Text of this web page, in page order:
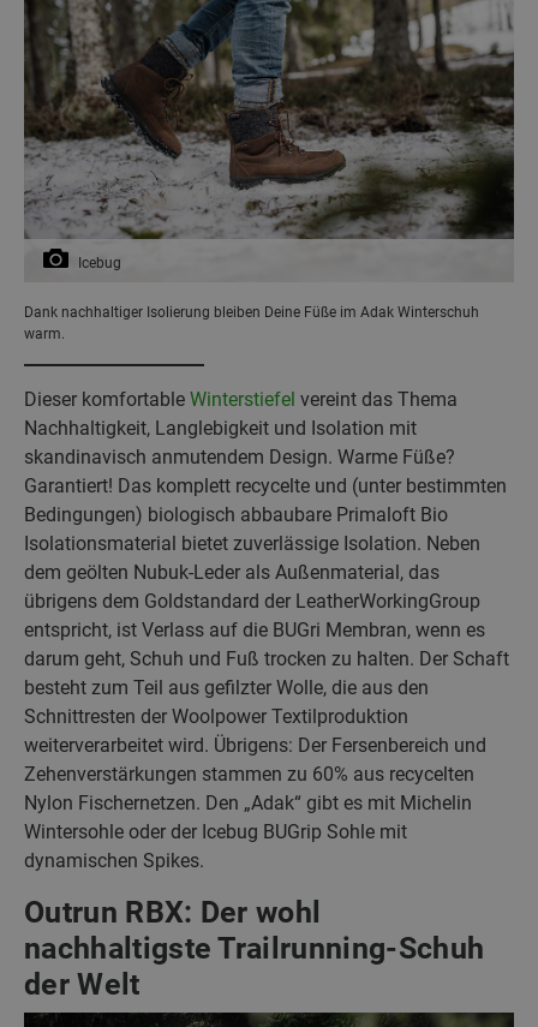
Icebug
Dank nachhaltiger Isolierung bleiben Deine Füße im Adak Winterschuh
warm.
Dieser komfortable Winterstiefel vereint das Thema
Nachhaltigkeit, Langlebigkeit und Isolation mit
skandinavisch anmutendem Design. Warme Füße?
Garantiert! Das komplett recycelte und (unter bestimmten
Bedingungen) biologisch abbaubare Primaloft Bio
Isolationsmaterial bietet zuverlässige Isolation. Neben
dem geölten Nubuk-Leder als Außenmaterial, das
übrigens dem Goldstandard der LeatherWorkingGroup
entspricht, ist Verlass auf die BUGri Membran, wenn es
darum geht, Schuh und Fuß trocken zu halten. Der Schaft
besteht zum Teil aus gefilzter Wolle, die aus den
Schnittresten der Woolpower Textilproduktion
weiterverarbeitet wird. Übrigens: Der Fersenbereich und
Zehenverstärkungen stammen zu 60% aus recycelten
Nylon Fischernetzen. Den „Adak“ gibt es mit Michelin
Wintersohle oder der Icebug BUGrip Sohle mit
dynamischen Spikes.
Outrun RBX: Der wohl
nachhaltigste Trailrunning-Schuh
der Welt